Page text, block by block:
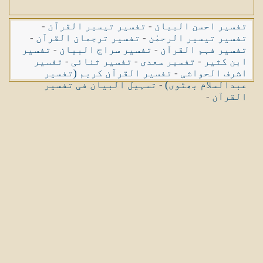
تفسیر احسن البیان - تفسیر تیسیر القرآن -
تفسیر تیسیر الرحمٰن - تفسیر ترجمان القرآن -
تفسیر فہم القرآن - تفسیر سراج البیان - تفسیر
ابن کثیر - تفسیر سعدی - تفسیر ثنائی - تفسیر
اشرف الحواشی - تفسیر القرآن کریم (تفسیر
عبدالسلام بھٹوی)-تسہیل البیان فی تفسیر
القرآن -